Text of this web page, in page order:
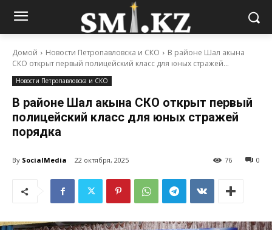
Домой Новости Петропавловска и СКО
В районе Шал акына
СКО открыт первый полицейский класс для юных стражей...
Новости Петропавловска и СКО
В районе Шал акына СКО открыт первый
полицейский класс для юных стражей
порядка
By SocialMedia 22 октября, 2025 0
76